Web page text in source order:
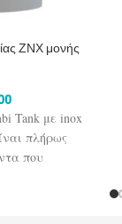
ΖΝΧ μονής
Tank με inox
πλήρως
που